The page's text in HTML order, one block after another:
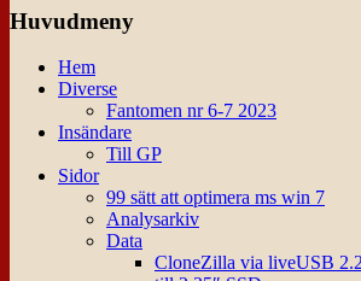
Huvudmeny
Hem
Diverse
Fantomen nr 6-7 2023
Insändare
Till GP
Sidor
99 sätt att optimera ms win 7
Analysarkiv
Data
CloneZilla via liveUSB